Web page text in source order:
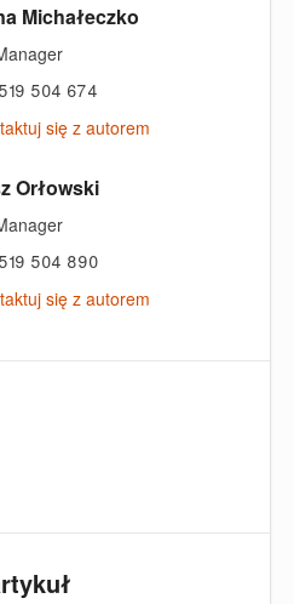
Michałeczko
504 674
się z autorem
Orłowski
504 890
się z autorem